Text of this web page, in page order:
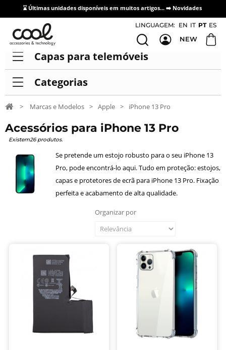
⌛ Últimas unidades disponíveis em muitos artigos... ➡️ Novidades
Acesso / Cadastro de Distribuidores
LINGUAGEM: EN IT PT ES
NEW
Capas para telemóveis
Categorias
> Marcas e Modelos > Apple > iPhone 13 Pro
Acessórios para iPhone 13 Pro
Existem26 produtos.
Se pretende um estojo robusto para o seu iPhone 13
Pro, pode encontrá-lo aqui. Tudo em proteção: estojos,
capas e protetores de ecrã para iPhone 13 Pro. Fixação
perfeita e acabamento de alta qualidade.
Organizar por